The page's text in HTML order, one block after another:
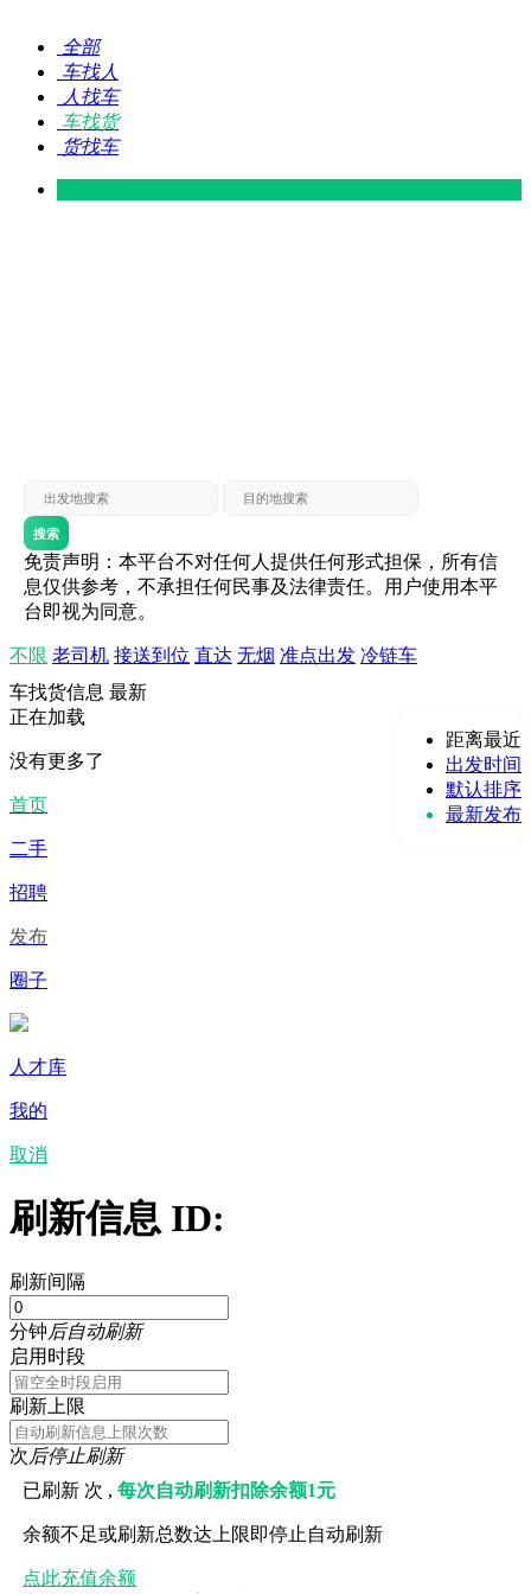
全部
车找人
人找车
车找货
货找车
搜索
免责声明：本平台不对任何人提供任何形式担保，所有信
息仅供参考，不承担任何民事及法律责任。用户使用本平
台即视为同意。
不限 老司机 接送到位 直达 无烟 准点出发 冷链车
车找货信息 最新
距离最近
出发时间
默认排序
最新发布
正在加载
没有更多了
首页
二手
招聘
发布
圈子
人才库
我的
取消
刷新信息 ID:
刷新间隔
分钟后自动刷新
启用时段
刷新上限
次后停止刷新
已刷新 次 ,每次自动刷新扣除余额1元
余额不足或刷新总数达上限即停止自动刷新
点此充值余额